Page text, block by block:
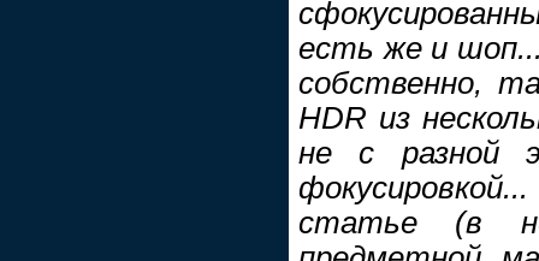
есть же и
собственно,
HDR из
не с разной
статье (в